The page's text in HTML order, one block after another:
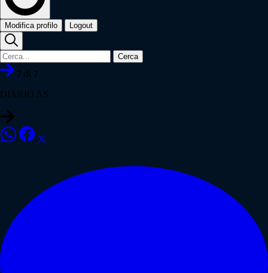
Modifica profilo Logout
Cerca
7 di 7
DIARIO AS